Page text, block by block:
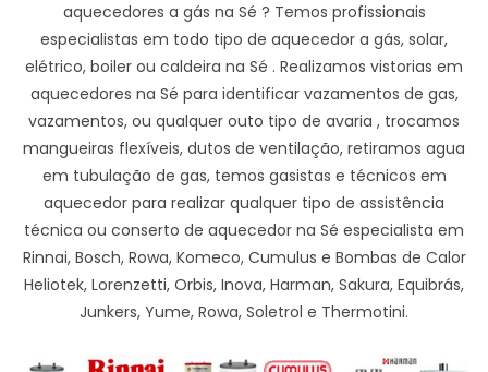
aquecedores a gás na Sé ? Temos profissionais
especialistas em todo tipo de aquecedor a gás, solar,
elétrico, boiler ou caldeira na Sé . Realizamos vistorias em
aquecedores na Sé para identificar vazamentos de gas,
vazamentos, ou qualquer outo tipo de avaria , trocamos
mangueiras flexíveis, dutos de ventilação, retiramos agua
em tubulação de gas, temos gasistas e técnicos em
aquecedor para realizar qualquer tipo de assistência
técnica ou conserto de aquecedor na Sé especialista em
Rinnai, Bosch, Rowa, Komeco, Cumulus e Bombas de Calor
Heliotek, Lorenzetti, Orbis, Inova, Harman, Sakura, Equibrás,
Junkers, Yume, Rowa, Soletrol e Thermotini.